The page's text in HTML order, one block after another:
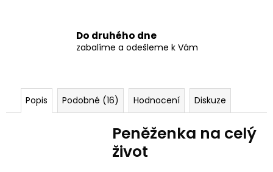
Do druhého dne
zabalíme a odešleme k Vám
Popis Podobné (16) Hodnocení Diskuze
Peněženka na celý
život